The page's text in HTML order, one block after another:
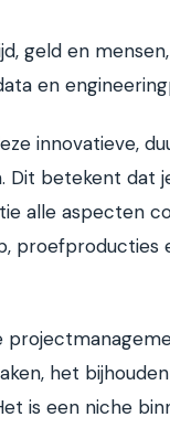
geld en
en
innovatieve,
Dit betekent
alle aspecten
het
is een niche